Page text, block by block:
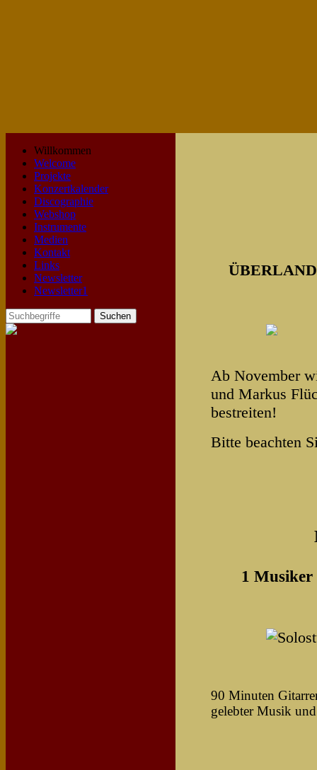
Willkommen
Welcome
Projekte
Konzertkalender
Discographie
Webshop
Instrumente
Medien
Kontakt
Links
Newsletter
Newsletter1
Ab November
und Markus
bestreiten!
Bitte beachten
1 Musiker
90 Minuten
gelebter Musik